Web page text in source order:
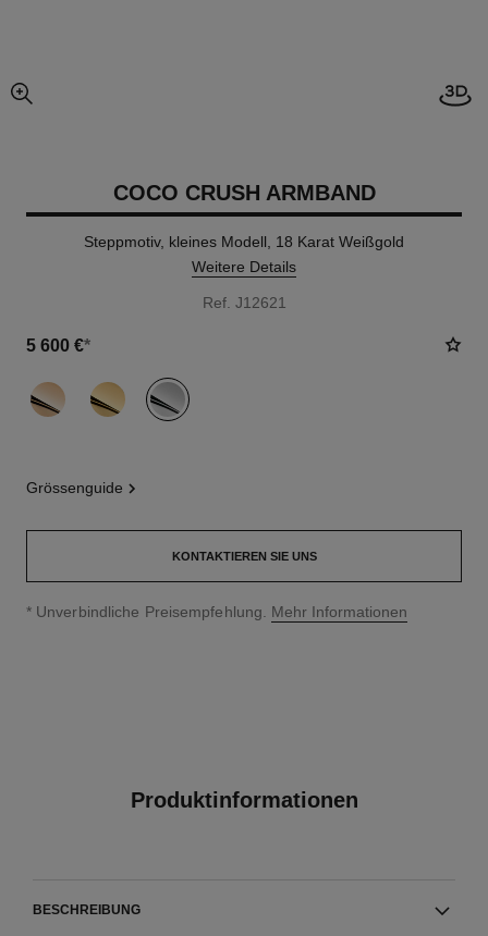
vergrößerter teil des bildes
COCO CRUSH ARMBAND
Steppmotiv, kleines Modell, 18 Karat Weißgold
Weitere Details
Ref. J12621
5 600 €*
variante (3)
grössenguide
KONTAKTIEREN SIE UNS
↩
* Unverbindliche Preisempfehlung. Mehr Informationen
Produktinformationen
BESCHREIBUNG